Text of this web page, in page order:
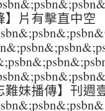
片有擊直中空
妹播傳】刊週